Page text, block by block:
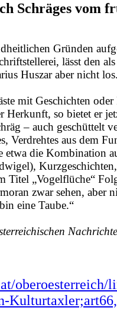
Schräges vom
Gründen
lässt den
Huszar aber nicht
mit Geschichten oder
so bietet er
– auch geschüttelt
Verdrehtes aus dem
etwa die Kombination
Titel „Vogelflüche“
zwar sehen, aber
eine Taube.“
oberoesterreich/